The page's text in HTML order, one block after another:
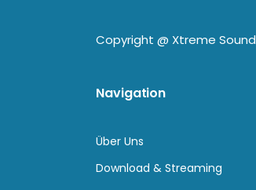
Copyright @ Xtreme Sound
Navigation
Über Uns
Download & Streaming